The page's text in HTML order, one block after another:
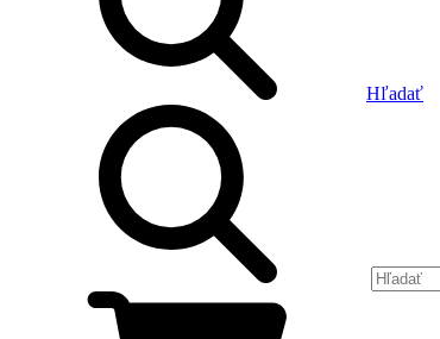
Hľadať